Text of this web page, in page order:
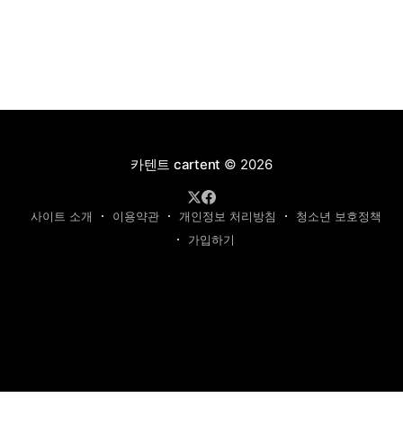
카텐트 cartent © 2026
사이트 소개 이용약관 개인정보 처리방침
청소년 보호정책
가입하기